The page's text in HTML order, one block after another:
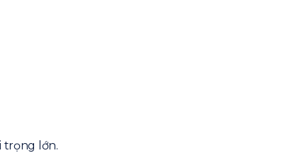
trọng lớn.